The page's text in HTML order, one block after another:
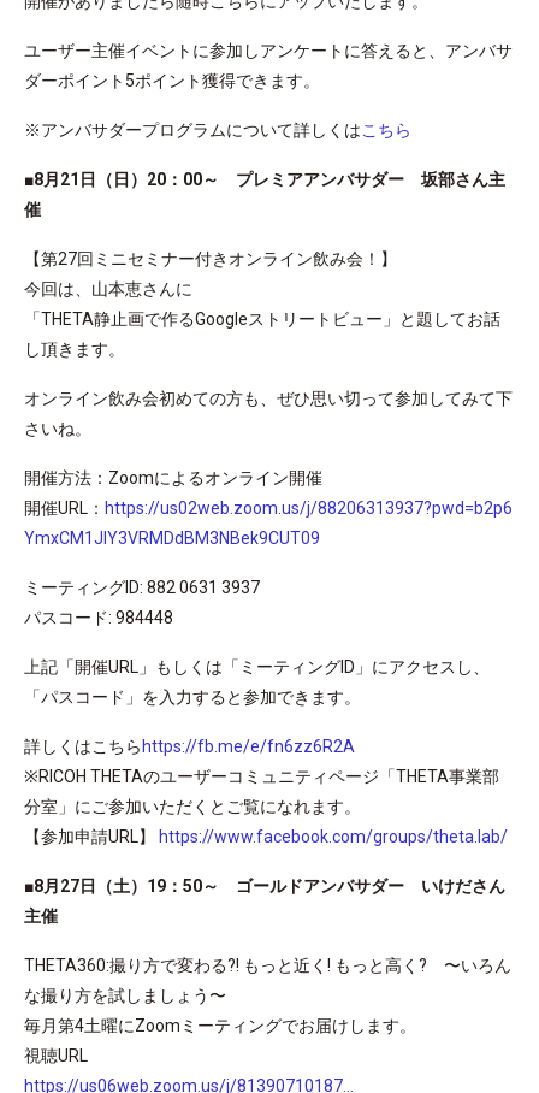
ユーザー主催イベントに参加しアンケートに答えると、アンバサ
ダーポイント5ポイント獲得できます。
※アンバサダープログラムについて詳しくはこちら
■8月21日（日）20：00～ プレミアアンバサダー 坂部さん主
催
【第27回ミニセミナー付きオンライン飲み会！】
今回は、山本恵さんに
「THETA静止画で作るGoogleストリートビュー」と題してお話
し頂きます。
オンライン飲み会初めての方も、ぜひ思い切って参加してみて下
さいね。
開催方法：Zoomによるオンライン開催
開催URL： https://us02web.zoom.us/j/88206313937?pwd=b2p6
YmxCM1JIY3VRMDdBM3NBek9CUT09
ミーティングID: 882 0631 3937
パスコード: 984448
上記「開催URL」もしくは「ミーティングID」にアクセスし、
「パスコード」を入力すると参加できます。
詳しくはこちらhttps://fb.me/e/fn6zz6R2A
※RICOH THETAのユーザーコミュニティページ「THETA事業部
分室」にご参加いただくとご覧になれます。
【参加申請URL】 https://www.facebook.com/groups/theta.lab/
■8月27日（土）19：50～ ゴールドアンバサダー いけださん
主催
THETA360:撮り方で変わる?! もっと近く! もっと高く? 〜いろん
な撮り方を試しましょう〜
毎月第4土曜にZoomミーティングでお届けします。
視聴URL
https://us06web.zoom.us/j/81390710187…